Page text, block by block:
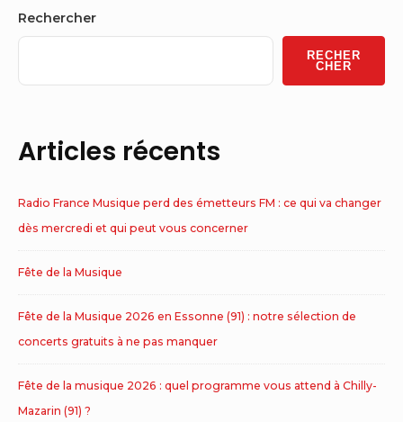
Sidebar
Widget
Area
Rechercher
RECHER
CHER
Articles récents
Radio France Musique perd des émetteurs FM : ce qui va changer
dès mercredi et qui peut vous concerner
Fête de la Musique
Fête de la Musique 2026 en Essonne (91) : notre sélection de
concerts gratuits à ne pas manquer
Fête de la musique 2026 : quel programme vous attend à Chilly-
Mazarin (91) ?